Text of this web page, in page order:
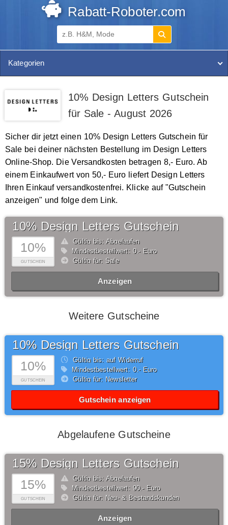
Rabatt-Roboter.com
Kategorien
10% Design Letters Gutschein
für Sale - August 2026
Sicher dir jetzt einen 10% Design Letters Gutschein für
Sale bei deiner nächsten Bestellung im Design Letters
Online-Shop. Die Versandkosten betragen 8,- Euro. Ab
einem Einkaufwert von 50,- Euro liefert Design Letters
Ihren Einkauf versandkostenfrei. Klicke auf "Gutschein
anzeigen" und folge dem Link.
10%
GUTSCHEIN
10% Design Letters Gutschein
Gültig bis: Abgelaufen
Mindestbestellwert: 0,- Euro
Gültig für: Sale
Anzeigen
Weitere Gutscheine
10%
GUTSCHEIN
10% Design Letters Gutschein
Gültig bis: auf Widerruf
Mindestbestellwert: 0,- Euro
Gültig für: Newsletter
Gutschein anzeigen
Abgelaufene Gutscheine
15%
GUTSCHEIN
15% Design Letters Gutschein
Gültig bis: Abgelaufen
Mindestbestellwert: 90,- Euro
Gültig für: Neu- & Bestandskunden
Anzeigen